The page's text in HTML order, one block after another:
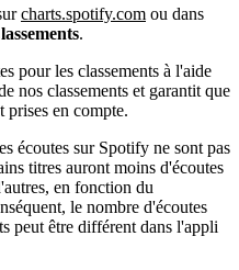
charts.spotify.com ou dans
.
pour les classements à l'aide
nos classements et garantit que
prises en compte.
écoutes sur Spotify ne sont pas
titres auront moins d'écoutes
en fonction du
le nombre d'écoutes
peut être différent dans l'appli